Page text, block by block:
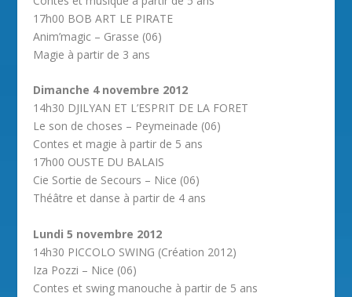
17h00 BOB ART LE PIRATE
Anim’magic – Grasse (06)
Magie à partir de 3 ans
Dimanche 4 novembre 2012
14h30 DJILYAN ET L’ESPRIT DE LA FORET
Le son de choses – Peymeinade (06)
Contes et magie à partir de 5 ans
17h00 OUSTE DU BALAIS
Cie Sortie de Secours – Nice (06)
Théâtre et danse à partir de 4 ans
Lundi 5 novembre 2012
14h30 PICCOLO SWING (Création 2012)
Iza Pozzi – Nice (06)
Contes et swing manouche à partir de 5 ans